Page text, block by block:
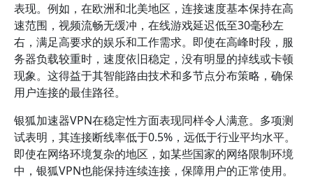
表现。例如，在欧洲和北美地区，连接速度基本保持在高
速范围，视频流畅无缓冲，在线游戏延迟低至30毫秒左
右，满足高要求的娱乐和工作需求。即使在高峰时段，服
务器负载较重时，速度依旧稳定，没有明显的掉线或卡顿
现象。这得益于其智能路由技术和多节点分布策略，确保
用户连接的最佳路径。
银狐加速器VPN在稳定性方面表现同样令人满意。多项测
试表明，其连接断线率低于0.5%，远低于行业平均水平。
即使在网络环境复杂的地区，如某些国家的网络限制环境
中，银狐VPN也能保持连续连接，保障用户的正常使用。